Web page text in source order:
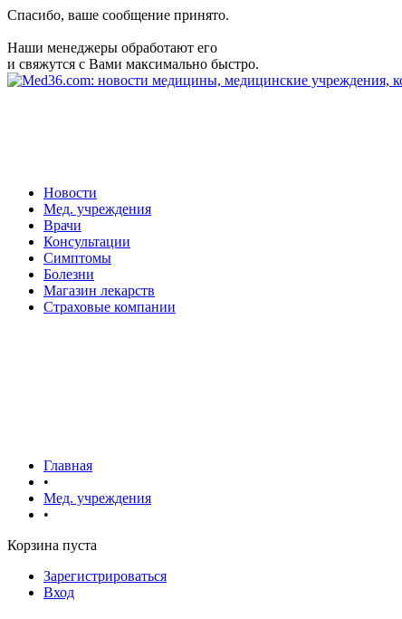
Спасибо, ваше сообщение принято.
Наши менеджеры обработают его
и свяжутся с Вами максимально быстро.
Новости
Мед. учреждения
Врачи
Консультации
Симптомы
Болезни
Магазин лекарств
Страховые компании
Главная
•
Мед. учреждения
•
Корзина пуста
Зарегистрироваться
Вход